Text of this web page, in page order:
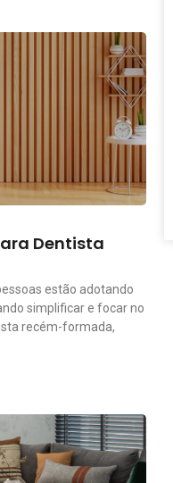
Dentista
estão adotando
simplificar e focar no
recém-formada,